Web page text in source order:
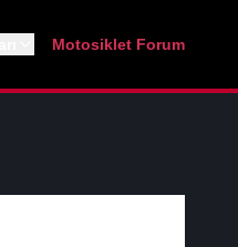
Motosiklet Forum